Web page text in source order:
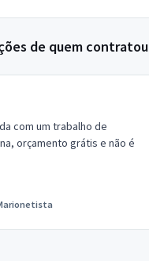
de quem contratou
com um trabalho de
orçamento grátis e não é